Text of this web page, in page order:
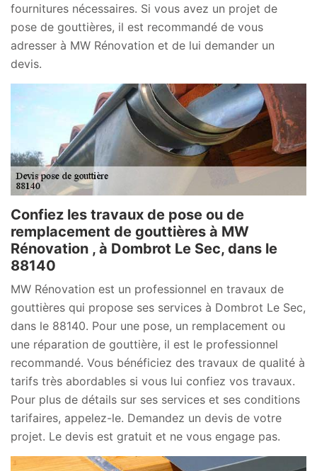
fournitures nécessaires. Si vous avez un projet de
pose de gouttières, il est recommandé de vous
adresser à MW Rénovation et de lui demander un
devis.
Confiez les travaux de pose ou de
remplacement de gouttières à MW
Rénovation , à Dombrot Le Sec, dans le
88140
MW Rénovation est un professionnel en travaux de
gouttières qui propose ses services à Dombrot Le Sec,
dans le 88140. Pour une pose, un remplacement ou
une réparation de gouttière, il est le professionnel
recommandé. Vous bénéficiez des travaux de qualité à
tarifs très abordables si vous lui confiez vos travaux.
Pour plus de détails sur ses services et ses conditions
tarifaires, appelez-le. Demandez un devis de votre
projet. Le devis est gratuit et ne vous engage pas.